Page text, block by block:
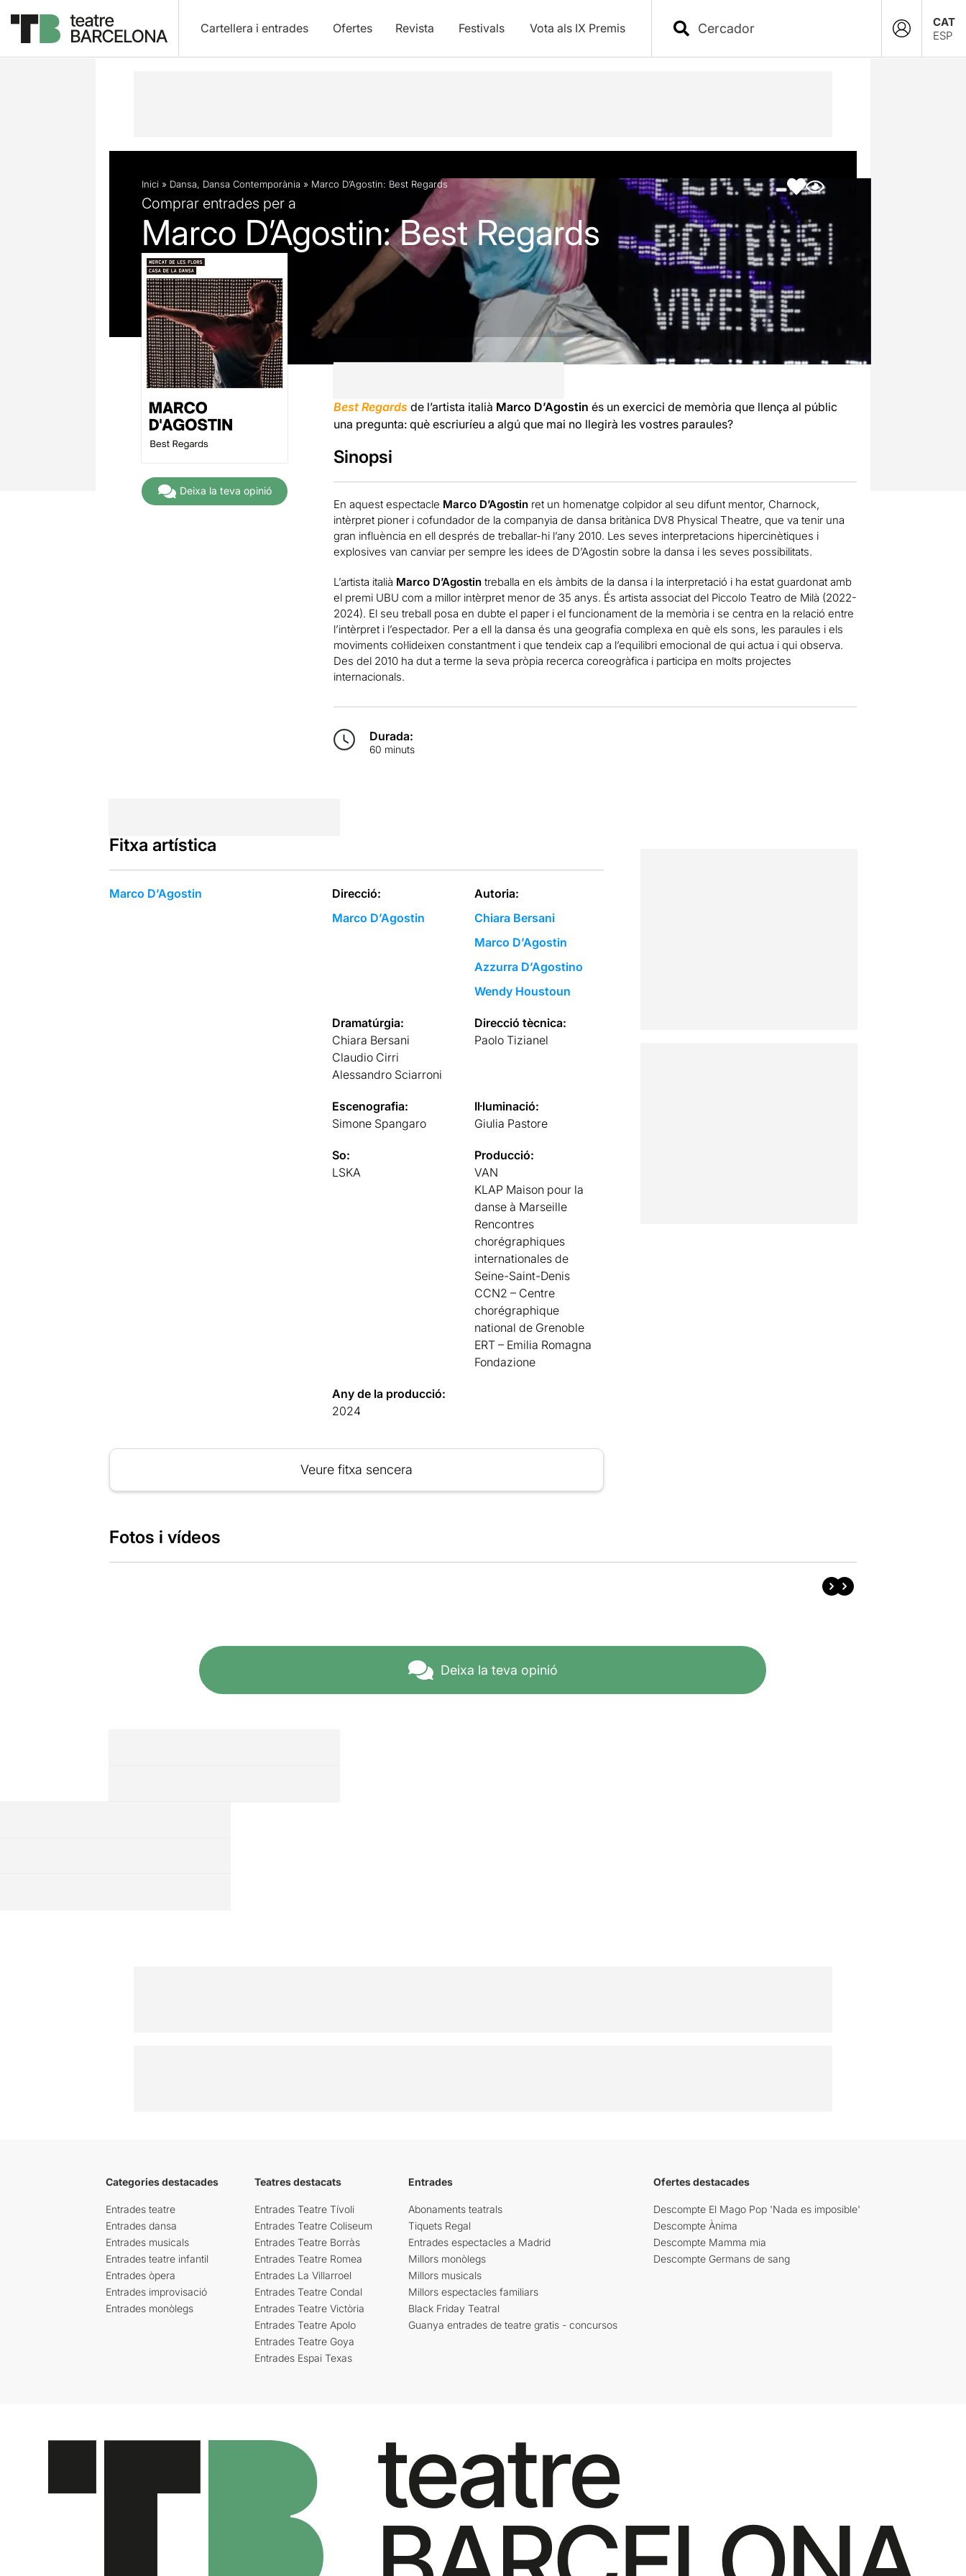
Cartellera i entrades Ofertes Revista Festivals Vota als IX Premis
CAT
ESP
Descripció Fitxa artística Fotos i vídeos
Inici » Dansa, Dansa Contemporània » Marco D’Agostin: Best Regards
Comprar entrades per a
Marco D’Agostin: Best Regards
Deixa la teva opinió
Best Regards de l’artista italià Marco D’Agostin és un exercici de memòria que llença al públic
una pregunta: què escriuríeu a algú que mai no llegirà les vostres paraules?
Sinopsi
En aquest espectacle Marco D’Agostinret un homenatge colpidor al seu difunt mentor, Charnock,
intèrpret pioner i cofundador de la companyia de dansa britànica DV8 Physical Theatre, que va tenir una
gran influència en ell després de treballar-hi l’any 2010. Les seves interpretacions hipercinètiques i
explosives van canviar per sempre les idees de D’Agostin sobre la dansa i les seves possibilitats.
L’artista italià Marco D’Agostintreballa en els àmbits de la dansa i la interpretació i ha estat guardonat amb
el premi UBU com a millor intèrpret menor de 35 anys. És artista associat del Piccolo Teatro de Milà (2022-
2024). El seu treball posa en dubte el paper i el funcionament de la memòria i se centra en la relació entre
l’intèrpret i l’espectador. Per a ell la dansa és una geografia complexa en què els sons, les paraules i els
moviments col·lideixen constantment i que tendeix cap a l’equilibri emocional de qui actua i qui observa.
Des del 2010 ha dut a terme la seva pròpia recerca coreogràfica i participa en molts projectes
internacionals.
Durada:
60 minuts
Fitxa artística
Marco D’Agostin
Direcció:
Marco D’Agostin
Autoria:
Chiara Bersani
Marco D’Agostin
Azzurra D’Agostino
Wendy Houstoun
Dramatúrgia:
Chiara Bersani
Claudio Cirri
Alessandro Sciarroni
Direcció tècnica:
Paolo Tizianel
Escenografia:
Simone Spangaro
Il·luminació:
Giulia Pastore
So:
LSKA
Producció:
VAN
KLAP Maison pour la
danse à Marseille
Rencontres
chorégraphiques
internationales de
Seine-Saint-Denis
CCN2 – Centre
chorégraphique
national de Grenoble
ERT – Emilia Romagna
Fondazione
Any de la producció:
2024
Veure fitxa sencera
Fotos i vídeos
Deixa la teva opinió
Categories destacades
Entrades teatre
Entrades dansa
Entrades musicals
Entrades teatre infantil
Entrades òpera
Entrades improvisació
Entrades monòlegs
Teatres destacats
Entrades Teatre Tívoli
Entrades Teatre Coliseum
Entrades Teatre Borràs
Entrades Teatre Romea
Entrades La Villarroel
Entrades Teatre Condal
Entrades Teatre Victòria
Entrades Teatre Apolo
Entrades Teatre Goya
Entrades Espai Texas
Entrades
Abonaments teatrals
Tiquets Regal
Entrades espectacles a Madrid
Millors monòlegs
Millors musicals
Millors espectacles familiars
Black Friday Teatral
Guanya entrades de teatre gratis - concursos
Ofertes destacades
Descompte El Mago Pop 'Nada es imposible'
Descompte Ànima
Descompte Mamma mia
Descompte Germans de sang